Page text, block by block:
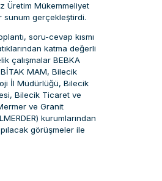
Üretim Mükemmeliyet
sunum gerçekleştirdi.
soru-cevap kısmı
katma değerli
çalışmalar BEBKA
MAM, Bilecik
İl Müdürlüğü, Bilecik
Bilecik Ticaret ve
ve Granit
kurumlarından
görüşmeler ile